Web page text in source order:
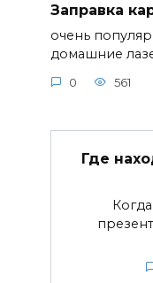
Заправка
очень
домашние
0 561
Где